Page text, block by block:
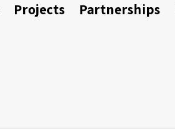
Projects Partnerships